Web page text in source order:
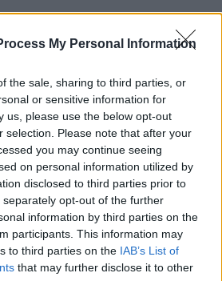
My Personal Information
the sale, sharing to third parties, or
or sensitive information for
us, please use the below opt-out
selection. Please note that after your
you may continue seeing
on personal information utilized by
disclosed to third parties prior to
opt-out of the further
information by third parties on the
participants. This information may
to third parties on the IAB’s List of
that may further disclose it to other